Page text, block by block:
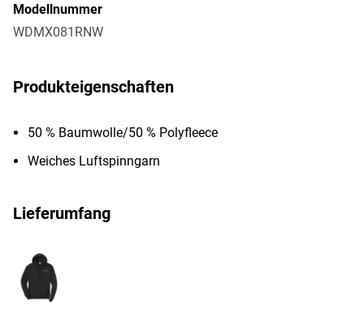
Modellnummer
WDMX081RNW
Produkteigenschaften
50 % Baumwolle/50 % Polyfleece
Weiches Luftspinngarn
Lieferumfang